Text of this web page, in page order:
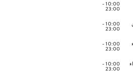
10:00 -
23:00
10:00 -
23:00
10:00 -
23:00
10:00 -
23:00